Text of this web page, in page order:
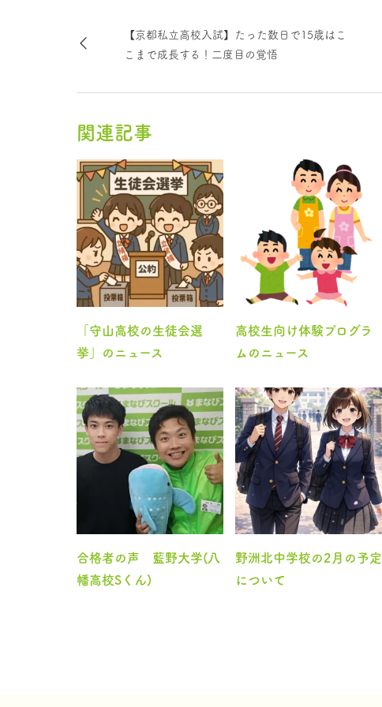
【京都私立高校入試】たった数日で15歳はこ
こまで成長する！二度目の覚悟
関連記事
「守山高校の生徒会選
挙」のニュース
高校生向け体験プログラ
ムのニュース
合格者の声 藍野大学(八
幡高校Sくん)
野洲北中学校の2月の予定
について